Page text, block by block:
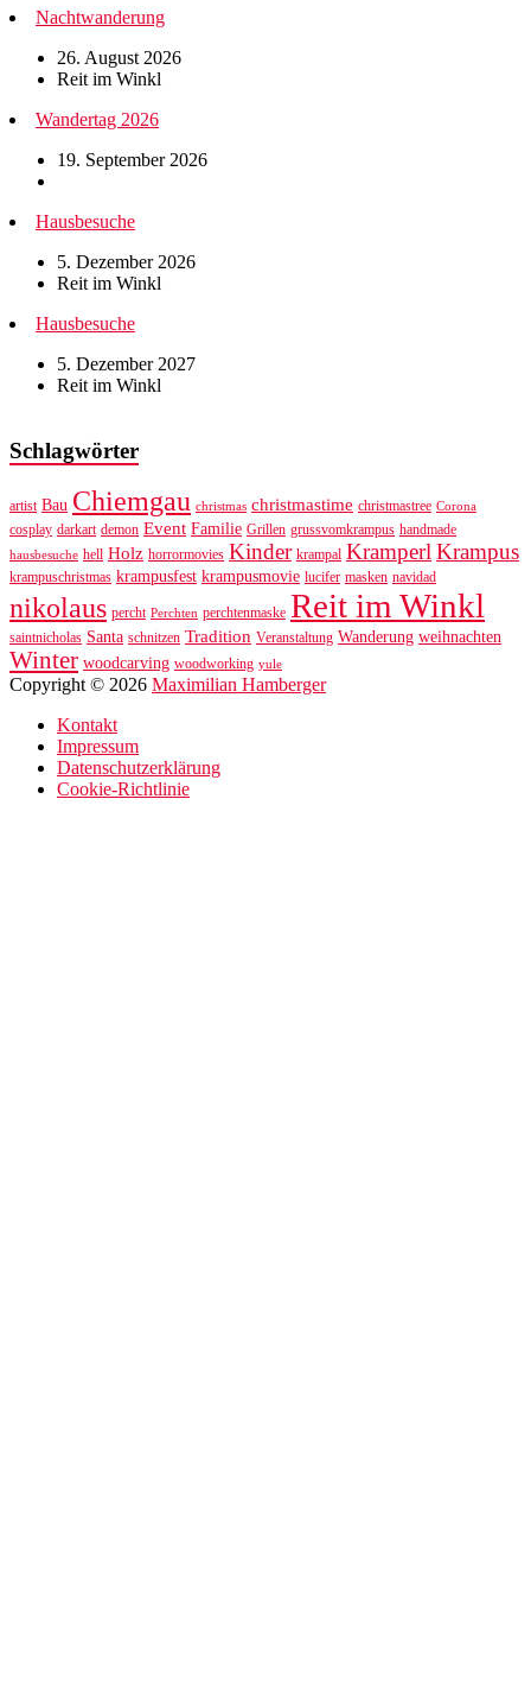
Nachtwanderung
26. August 2026
Reit im Winkl
Wandertag 2026
19. September 2026
Hausbesuche
5. Dezember 2026
Reit im Winkl
Hausbesuche
5. Dezember 2027
Reit im Winkl
Schlagwörter
artist Bau Chiemgau christmas christmastime christmastree Corona
cosplay darkart demon Event Familie Grillen grussvomkrampus handmade
hausbesuche hell Holz horrormovies Kinder krampal KramperlKrampus
krampuschristmas krampusfest krampusmovie lucifer masken navidad
nikolaus percht Perchten perchtenmaske Reit im Winkl
saintnicholas Santa schnitzen Tradition Veranstaltung Wanderung weihnachten
Winter woodcarving woodworking yule
Copyright © 2026 Maximilian Hamberger
Kontakt
Impressum
Datenschutzerklärung
Cookie-Richtlinie